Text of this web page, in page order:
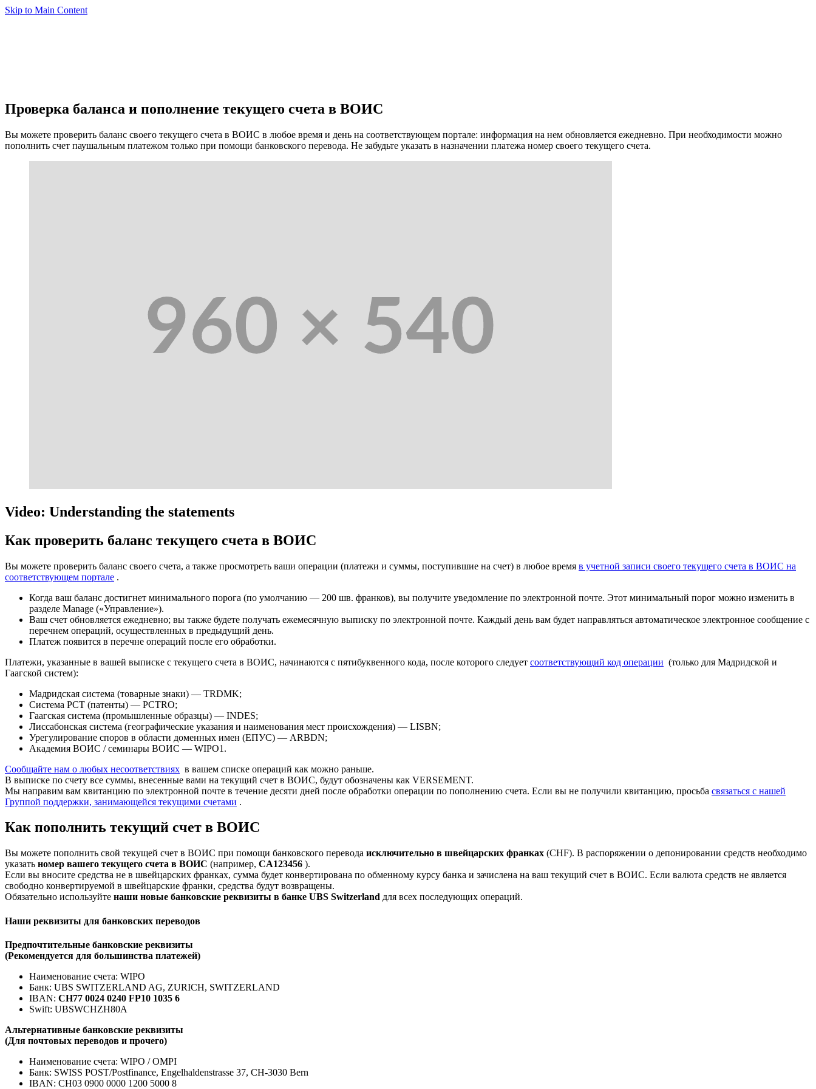
Skip to Main Content
Проверка баланса и пополнение текущего счета в ВОИС
Вы можете проверить баланс своего текущего счета в ВОИС в любое время и день на соответствующем портале: информация на нем обновляется ежедневно. При необходимости можно
пополнить счет паушальным платежом только при помощи банковского перевода. Не забудьте указать в назначении платежа номер своего текущего счета.
Video: Understanding the statements
Как проверить баланс текущего счета в ВОИС
Вы можете проверить баланс своего счета, а также просмотреть ваши операции (платежи и суммы, поступившие на счет) в любое время в учетной записи своего текущего счета в ВОИС на
соответствующем портале .
Когда ваш баланс достигнет минимального порога (по умолчанию — 200 шв. франков), вы получите уведомление по электронной почте. Этот минимальный порог можно изменить в
разделе Manage («Управление»).
Ваш счет обновляется ежедневно; вы также будете получать ежемесячную выписку по электронной почте. Каждый день вам будет направляться автоматическое электронное сообщение с
перечнем операций, осуществленных в предыдущий день.
Платеж появится в перечне операций после его обработки.
Платежи, указанные в вашей выписке с текущего счета в ВОИС, начинаются с пятибуквенного кода, после которого следует соответствующий код операции (только для Мадридской и
Гаагской систем):
Мадридская система (товарные знаки) — TRDMK;
Система PCT (патенты) — PCTRO;
Гаагская система (промышленные образцы) — INDES;
Лиссабонская система (географические указания и наименования мест происхождения) — LISBN;
Урегулирование споров в области доменных имен (ЕПУС) — ARBDN;
Академия ВОИС / семинары ВОИС — WIPO1.
Сообщайте нам о любых несоответствиях в вашем списке операций как можно раньше.
В выписке по счету все суммы, внесенные вами на текущий счет в ВОИС, будут обозначены как VERSEMENT.
Мы направим вам квитанцию по электронной почте в течение десяти дней после обработки операции по пополнению счета. Если вы не получили квитанцию, просьба связаться с нашей
Группой поддержки, занимающейся текущими счетами .
Как пополнить текущий счет в ВОИС
Вы можете пополнить свой текущей счет в ВОИС при помощи банковского перевода исключительно в швейцарских франках (CHF). В распоряжении о депонировании средств необходимо
указать номер вашего текущего счета в ВОИС (например, CA123456 ).
Если вы вносите средства не в швейцарских франках, сумма будет конвертирована по обменному курсу банка и зачислена на ваш текущий счет в ВОИС. Если валюта средств не является
свободно конвертируемой в швейцарские франки, средства будут возвращены.
Обязательно используйте наши новые банковские реквизиты в банке UBS Switzerland для всех последующих операций.
Наши реквизиты для банковских переводов
Предпочтительные банковские реквизиты
(Рекомендуется для большинства платежей)
Наименование счета: WIPO
Банк: UBS SWITZERLAND AG, ZURICH, SWITZERLAND
IBAN: CH77 0024 0240 FP10 1035 6
Swift: UBSWCHZH80A
Альтернативные банковские реквизиты
(Для почтовых переводов и прочего)
Наименование счета: WIPO / OMPI
Банк: SWISS POST/Postfinance, Engelhaldenstrasse 37, CH-3030 Bern
IBAN: CH03 0900 0000 1200 5000 8